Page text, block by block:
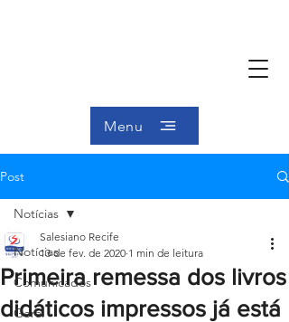
Menu
Post
Notícias
Comunicados
Geral
Notícias
Primeira remessa dos livros
didáticos impressos já está
Salesiano Recife
13 de fev. de 2020 1 min de leitura